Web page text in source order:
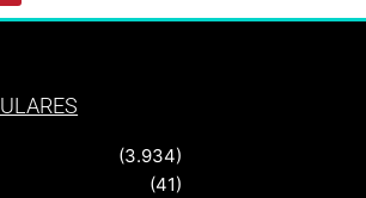
(3.934)
(41)